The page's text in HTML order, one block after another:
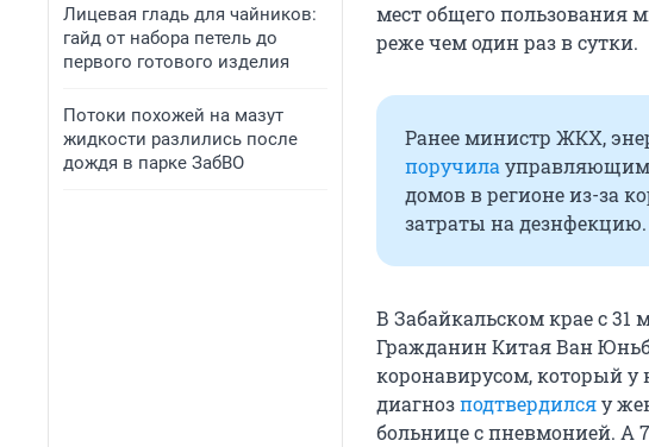
Лицевая гладь для чайников:
гайд от набора петель до
первого готового изделия
Потоки похожей на мазут
жидкости разлились после
дождя в парке ЗабВО
мест общего пользования
реже чем один раз в сутки.
Ранее министр ЖКХ,
поручила
домов в регионе из-за
затраты на дезнфекцию.
В Забайкальском крае с 31
Гражданин Китая Ван
коронавирусом, который у
диагнозподтвердилсяу
больнице с пневмонией. А